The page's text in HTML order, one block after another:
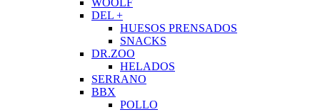
WOOLF
DEL +
HUESOS PRENSADOS
SNACKS
DR.ZOO
HELADOS
SERRANO
BBX
POLLO